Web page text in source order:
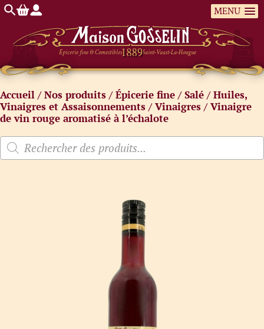
MENU
Épicerie fine & Comestibles Saint-Vaast-La-Hougue
Accueil /Nos produits /Épicerie fine /Salé /Huiles,
Vinaigres et Assaisonnements /Vinaigres / Vinaigre
de vin rouge aromatisé à l’échalote